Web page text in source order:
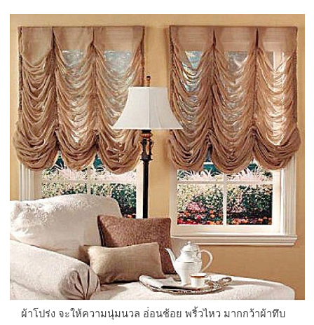
ผ้าโปร่ง จะให้ความนุ่มนวล อ่่อนช้อย พริ้วไหว มากกว้าผ้าทึบ